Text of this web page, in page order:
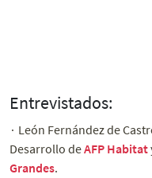
Entrevistados:
∙ León Fernández de
Desarrollo deAFP Habitat
Grandes.